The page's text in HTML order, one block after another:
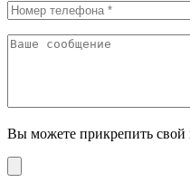
Вы можете прикрепить свой